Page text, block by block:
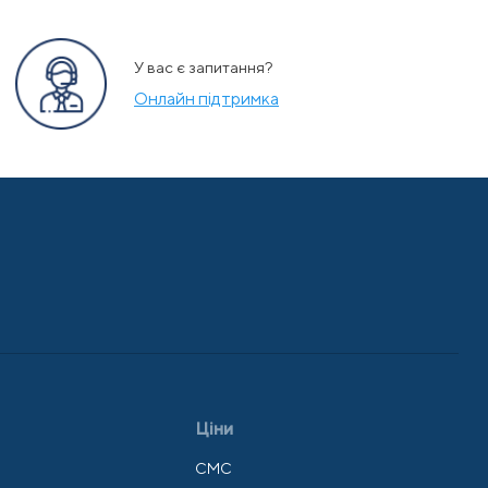
У вас є запитання?
Онлайн підтримка
Ціни
СМС